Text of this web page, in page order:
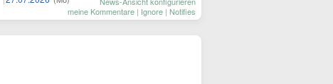
meine Kommentare | Ignore | Notifies